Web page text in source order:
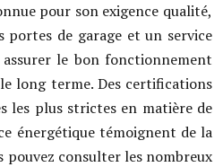
pour son exigence qualité,
portes de garage et un service
le bon fonctionnement
long terme. Des certifications
les plus strictes en matière de
énergétique témoignent de la
pouvez consulter les nombreux